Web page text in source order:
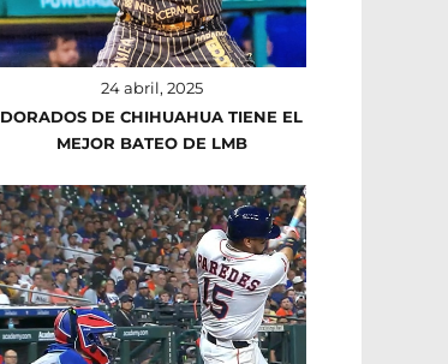
24 abril, 2025
DORADOS DE CHIHUAHUA TIENE EL
MEJOR BATEO DE LMB